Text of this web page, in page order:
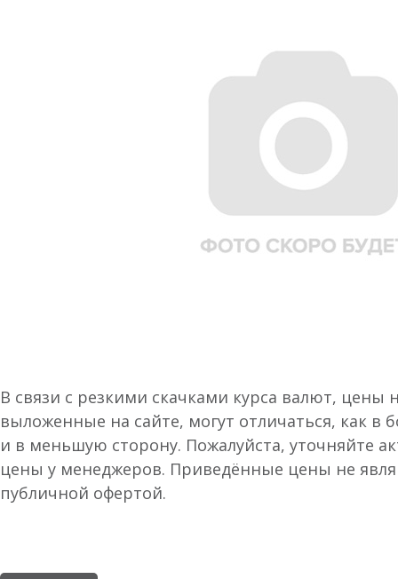
В связи с резкими скачками курса валют, цены
выложенные на сайте, могут отличаться, как в
и в меньшую сторону. Пожалуйста, уточняйте
цены у менеджеров. Приведённые цены не
публичной офертой.